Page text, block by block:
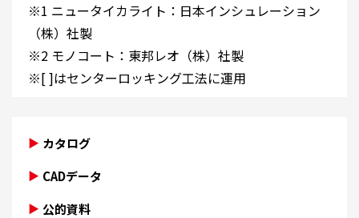
※1 ニュータイカライト：日本インシュレーション
（株）社製
※2 モノコート：東邦レオ（株）社製
※[ ]はセンターロッキング工法に運用
カタログ
CADデータ
公的資料